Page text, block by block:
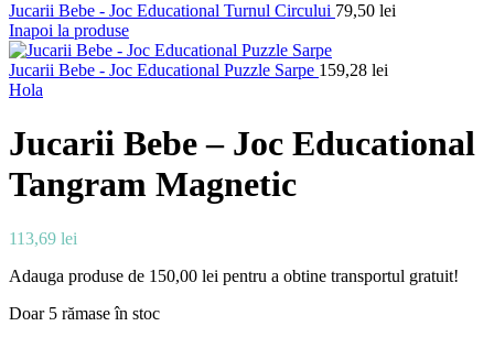
Jucarii Bebe - Joc Educational Turnul Circului 79,50 lei
Inapoi la produse
Jucarii Bebe - Joc Educational Puzzle Sarpe 159,28 lei
Hola
Jucarii Bebe – Joc Educational
Tangram Magnetic
113,69 lei
Adauga produse de 150,00 lei pentru a obtine transportul gratuit!
Doar 5 rămase în stoc